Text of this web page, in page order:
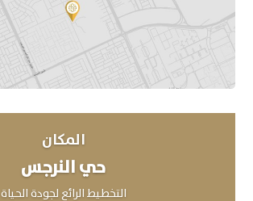
المكان
حي النرجس
التخطيط الرائع لجودة الحياة